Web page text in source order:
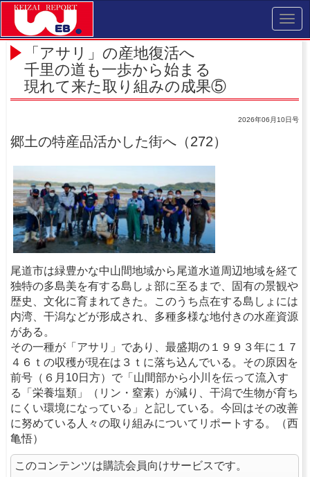
「アサリ」の産地復活へ
千里の道も一歩から始まる
現れて来た取り組みの成果⑤
2026年06月10日号
郷土の特産品活かした街へ（272）
尾道市は緑豊かな中山間地域から尾道水道周辺地域を経て
独特の多島美を有する島しょ部に至るまで、固有の景観や
歴史、文化に育まれてきた。このうち点在する島しょには
内湾、干潟などが形成され、多種多様な地付きの水産資源
がある。
その一種が「アサリ」であり、最盛期の１９９３年に１７
４６ｔの収穫が現在は３ｔに落ち込んでいる。その原因を
前号（６月10日方）で「山間部から小川を伝って流入す
る「栄養塩類」（リン・窒素）が減り、干潟で生物が育ち
にくい環境になっている」と記している。今回はその改善
に努めている人々の取り組みについてリポートする。（西
亀悟）
このコンテンツは購読会員向けサービスです。